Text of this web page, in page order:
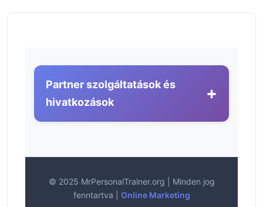
Partner szolgáltatások és
hivatkozások
+
© 2025 MrPersonalTrainer.org | Minden jog
fenntartva | Online Marketing